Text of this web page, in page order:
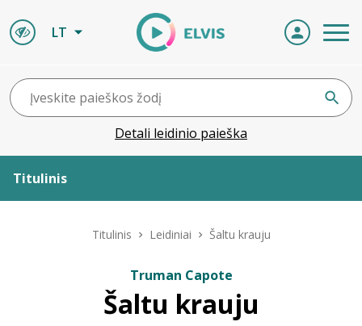
LT
Detali leidinio paieška
Titulinis
ELVIS atvyksta
Titulinis Leidiniai Šaltu krauju
Truman Capote
Šaltu krauju